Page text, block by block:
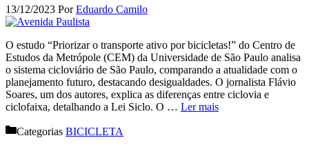
13/12/2023 PorEduardo Camilo
O estudo “Priorizar o transporte ativo por bicicletas!” do Centro de
Estudos da Metrópole (CEM) da Universidade de São Paulo analisa
o sistema cicloviário de São Paulo, comparando a atualidade com o
planejamento futuro, destacando desigualdades. O jornalista Flávio
Soares, um dos autores, explica as diferenças entre ciclovia e
ciclofaixa, detalhando a Lei Siclo. O … Ler mais
Categorias BICICLETA